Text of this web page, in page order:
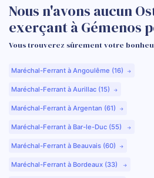
Nous n'avons aucun
exerçant à Gémenos
Vous trouverez sûrement votre
Maréchal-Ferrant à Angoulême (16)
Maréchal-Ferrant à Aurillac (15)
Maréchal-Ferrant à Argentan (61)
Maréchal-Ferrant à Bar-le-Duc (55)
Maréchal-Ferrant à Beauvais (60)
Maréchal-Ferrant à Bordeaux (33)